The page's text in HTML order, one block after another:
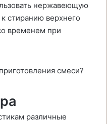
нержавеющую
стиранию верхнего
временем при
различные